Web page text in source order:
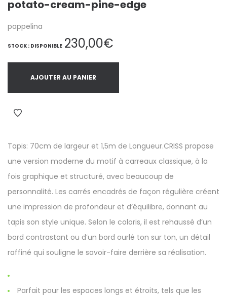
potato-cream-pine-edge
pappelina
STOCK : DISPONIBLE 230,00€
AJOUTER AU PANIER
Tapis: 70cm de largeur et 1,5m de Longueur.CRISS propose
une version moderne du motif à carreaux classique, à la
fois graphique et structuré, avec beaucoup de
personnalité. Les carrés encadrés de façon régulière créent
une impression de profondeur et d’équilibre, donnant au
tapis son style unique. Selon le coloris, il est rehaussé d’un
bord contrastant ou d’un bord ourlé ton sur ton, un détail
raffiné qui souligne le savoir-faire derrière sa réalisation.
Parfait pour les espaces longs et étroits, tels que les